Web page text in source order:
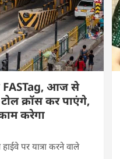
FASTag, आज से
क्रॉस कर पाएंगे,
करेगा
पर यात्रा करने वाले